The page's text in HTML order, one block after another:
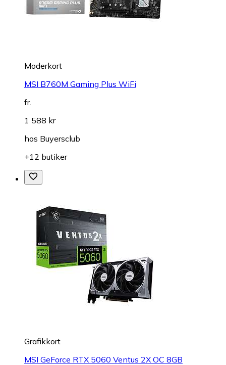
Moderkort
MSI B760M Gaming Plus WiFi
fr.
1 588 kr
hos Buyersclub
+12 butiker
Grafikkort
MSI GeForce RTX 5060 Ventus 2X OC 8GB